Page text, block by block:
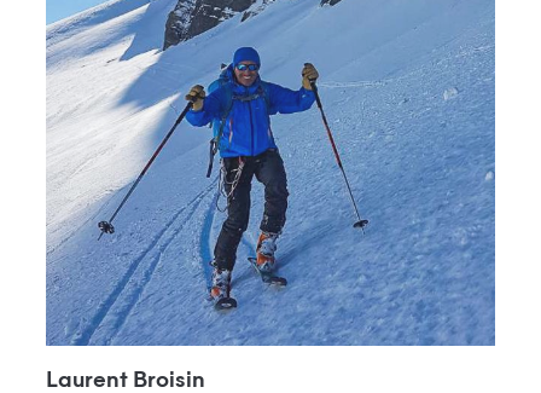
Laurent Broisin